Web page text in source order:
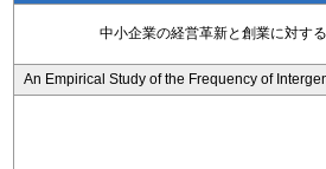
中小企業の経営革新と創業に対す
An Empirical Study of the Frequency of